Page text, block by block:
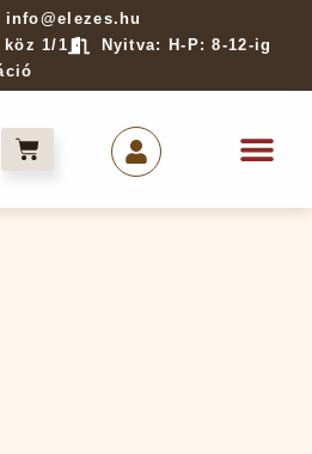
info@elezes.hu
köz 1/1
Nyitva: H-P: 8-12-ig